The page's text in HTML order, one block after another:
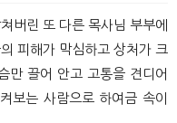
버린 또 다른 목사님 부부에
피해가 막심하고 상처가 크
만 끌어 안고 고통을 견디어
보는 사람으로 하여금 속이